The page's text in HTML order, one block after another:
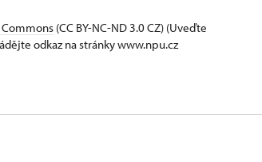
(CC BY-NC-ND 3.0 CZ) (Uveďte
odkaz na stránky www.npu.cz